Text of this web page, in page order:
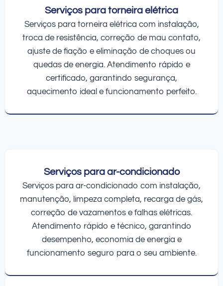
Serviços para torneira elétrica
Serviços para torneira elétrica com instalação,
troca de resistência, correção de mau contato,
ajuste de fiação e eliminação de choques ou
quedas de energia. Atendimento rápido e
certificado, garantindo segurança,
aquecimento ideal e funcionamento perfeito.
Serviços para ar-condicionado
Serviços para ar-condicionado com instalação,
manutenção, limpeza completa, recarga de gás,
correção de vazamentos e falhas elétricas.
Atendimento rápido e técnico, garantindo
desempenho, economia de energia e
funcionamento seguro para o seu ambiente.